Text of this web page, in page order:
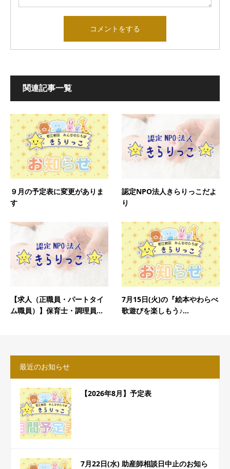
関連記事一覧
９月の予定表に変更がありま
す
認定NPO法人きらりっこだよ
り
【求人（正職員・パートタイ
ム職員）】保育士・調理員...
7月15日(火)の『絵本やわらべ
歌遊びを楽しもう♪...
最近のお知らせ
【2026年8月】予定表
7月22日(水) 助産師相談日中止のお知ら